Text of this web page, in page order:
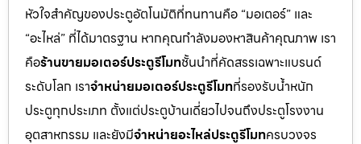
หัวใจสำคัญของประตูอัตโนมัติที่ทนทานคือ “มอเตอร์” และ
“อะไหล่” ที่ได้มาตรฐาน หากคุณกำลังมองหาสินค้าคุณภาพ เรา
คือร้านขายมอเตอร์ประตูรีโมทชั้นนำที่คัดสรรเฉพาะแบรนด์
ระดับโลก เราจำหน่ายมอเตอร์ประตูรีโมทที่รองรับน้ำหนัก
ประตูทุกประเภท ตั้งแต่ประตูบ้านเดี่ยวไปจนถึงประตูโรงงาน
อุตสาหกรรม และยังมีจำหน่ายอะไหล่ประตูรีโมทครบวงจร